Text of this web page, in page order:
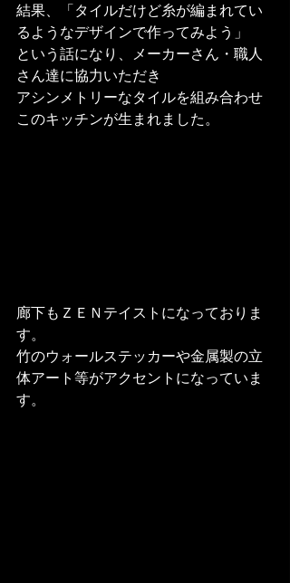
結果、「タイルだけど糸が編まれてい
るようなデザインで作ってみよう」
という話になり、メーカーさん・職人
さん達に協力いただき
アシンメトリーなタイルを組み合わせ
このキッチンが生まれました。
廊下もＺＥＮテイストになっておりま
す。
竹のウォールステッカーや金属製の立
体アート等がアクセントになっていま
す。